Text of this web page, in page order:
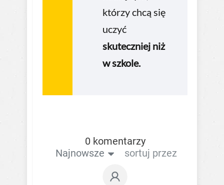
którzy chcą się
uczyć
skuteczniej niż
w szkole.
0 komentarzy
Najnowsze
sortuj przez